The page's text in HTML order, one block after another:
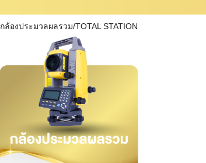
กล้องประมวลผลรวม/TOTAL STATION